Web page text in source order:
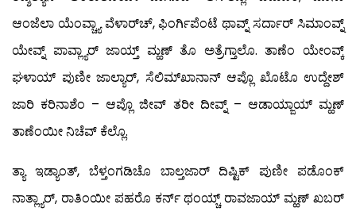
ಆಂಜೆಲಾ ಯೆಂವ್ಚ್ಯಾ ವೆಳಾರ್‌ಚ್, ಫಿಂರ್ಗಿಪೆಂಟೆ ಥಾವ್ನ್ ಸರ್ದಾರ್ ಸಿಮಾಂವ್ನ್
ಯೇವ್ನ್ ಪಾವ್ಲ್ಯಾರ್ ಜಾಯ್ತ್ ಮ್ಹಣ್ ತೊ ಅತ್ರೆಗ್ತಾಲೊ. ತಾಣೆಂ ಯೇಂವ್ಕ್
ಘಳಾಯ್ ಪುಣೀ ಜಾಲ್ಯಾರ್, ಸೆಲಿಮ್‍ಖಾನಾನ್ ಆಪ್ಲೊ ಖೊಟೊ ಉದ್ದೇಶ್
ಜಾರಿ ಕರಿನಾಶೆಂ – ಆಪ್ಲೊ ಜೀವ್ ತರೀ ದೀವ್ನ್ – ಆಡಾಯ್ಜಾಯ್ ಮ್ಹಣ್
ತಾಣೆಂಯೀ ನಿಚೆವ್ ಕೆಲ್ಲೊ.
ತ್ಯಾ ಇಡ್ಯಾಂತ್, ಬೆಳ್ತಂಗಡಿಚೊ ಬಾಲ್ತಜಾರ್ ದಿಷ್ಟಿಕ್ ಪುಣೀ ಪಡೊಂಕ್
ನಾತ್ಲ್ಯಾರ್, ರಾತಿಂಯೀ ಪಹರೊ ಕರ್ನ್ ಥಂಯ್ಚ್ ರಾವಜಾಯ್ ಮ್ಹಣ್ ಖಬರ್